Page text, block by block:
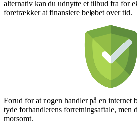
alternativ kan du udnytte et tilbud fra for
foretrækker at finansiere beløbet over tid.
Forud for at nogen handler på en internet
tyde forhandlerens forretningsaftale, men
morsomt.